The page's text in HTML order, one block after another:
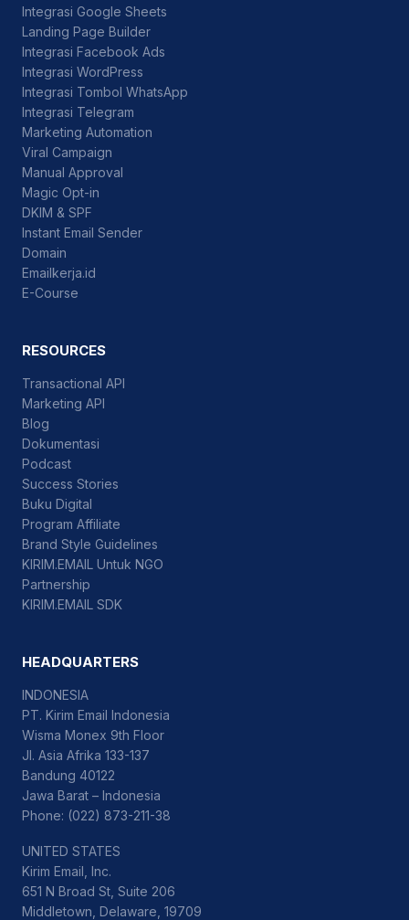
Integrasi Google Sheets
Landing Page Builder
Integrasi Facebook Ads
Integrasi WordPress
Integrasi Tombol WhatsApp
Integrasi Telegram
Marketing Automation
Viral Campaign
Manual Approval
Magic Opt-in
DKIM & SPF
Instant Email Sender
Domain
Emailkerja.id
E-Course
RESOURCES
Transactional API
Marketing API
Blog
Dokumentasi
Podcast
Success Stories
Buku Digital
Program Affiliate
Brand Style Guidelines
KIRIM.EMAIL Untuk NGO
Partnership
KIRIM.EMAIL SDK
HEADQUARTERS
INDONESIA
PT. Kirim Email Indonesia
Wisma Monex 9th Floor
Jl. Asia Afrika 133-137
Bandung 40122
Jawa Barat – Indonesia
Phone: (022) 873-211-38
UNITED STATES
Kirim Email, Inc.
651 N Broad St, Suite 206
Middletown, Delaware, 19709